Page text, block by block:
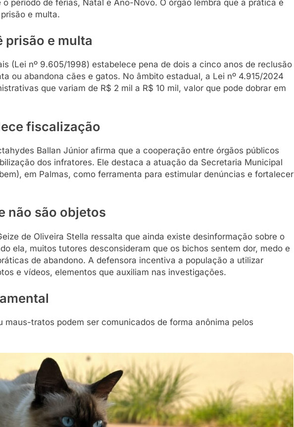
período de férias, Natal e Ano-Novo. O órgão lembra que a prática é
e multa.
prisão e multa
(Lei nº 9.605/1998) estabelece pena de dois a cinco anos de reclusão
ou abandona cães e gatos. No âmbito estadual, a Lei nº 4.915/2024
que variam de R$ 2 mil a R$ 10 mil, valor que pode dobrar em
fiscalização
Ballan Júnior afirma que a cooperação entre órgãos públicos
dos infratores. Ele destaca a atuação da Secretaria Municipal
em Palmas, como ferramenta para estimular denúncias e fortalecer
não são objetos
de Oliveira Stella ressalta que ainda existe desinformação sobre o
ela, muitos tutores desconsideram que os bichos sentem dor, medo e
de abandono. A defensora incentiva a população a utilizar
e vídeos, elementos que auxiliam nas investigações.
maus-tratos podem ser comunicados de forma anônima pelos